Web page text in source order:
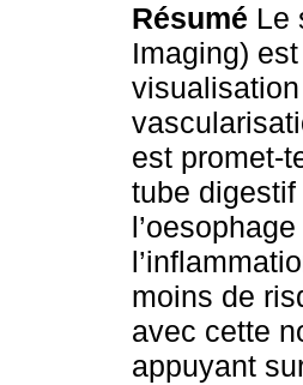
Résumé Le
Imaging)
est promet-
tube
moins de
avec cette
appuyant